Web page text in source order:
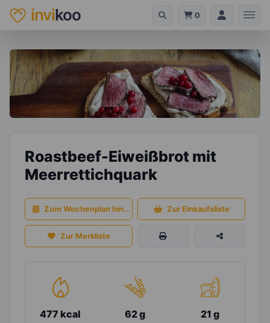
invikoo 0
Roastbeef-Eiweißbrot mit
Meerrettichquark
Zum Wochenplan hinzufügen Zur Einkaufsliste
Zur Merkliste
477 kcal 62 g 21 g